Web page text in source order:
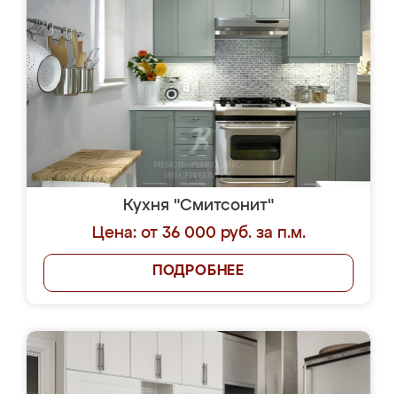
Кухня "Смитсонит"
Цена: от 36 000 руб. за п.м.
ПОДРОБНЕЕ